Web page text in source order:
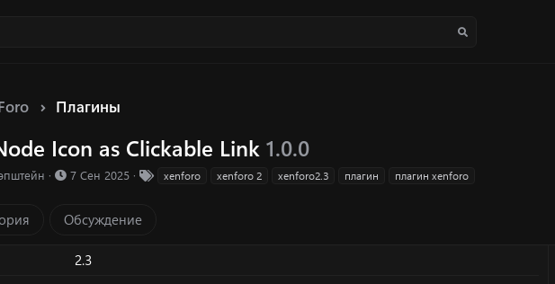
Плагины
ресурса
Icon as Clickable Link 1.0.0
Д
а
о
7 Сен 2025 xenforo xenforo 2 xenforo2.3 плагин плагин xenforo
Обсуждение
2.3